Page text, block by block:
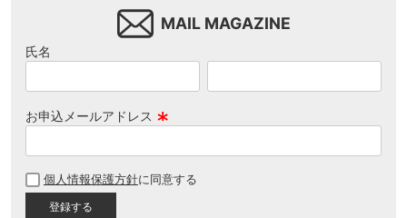
MAIL MAGAZINE
氏名
お申込メールアドレス
須
個人情報保護方針に同意する